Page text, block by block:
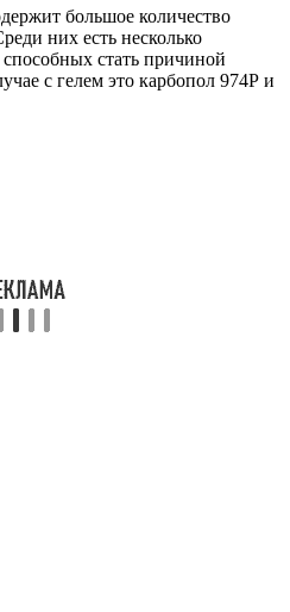
большое количество
них есть несколько
стать причиной
с гелем это карбопол 974Р и